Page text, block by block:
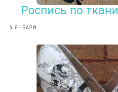
Роспись по
6 ЯНВАРЯ